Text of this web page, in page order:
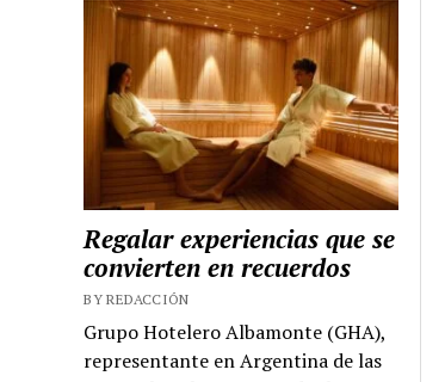
Regalar experiencias que se
convierten en recuerdos
BY REDACCIÓN
Grupo Hotelero Albamonte (GHA),
representante en Argentina de las